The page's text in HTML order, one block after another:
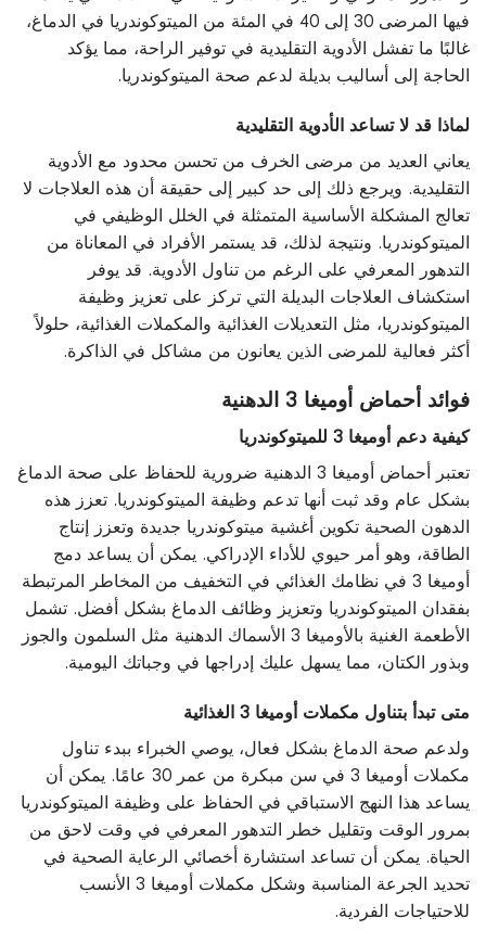
فيها المرضى 30 إلى 40 في المئة من الميتوكوندريا في الدماغ،
غالبًا ما تفشل الأدوية التقليدية في توفير الراحة، مما يؤكد
الحاجة إلى أساليب بديلة لدعم صحة الميتوكوندريا.
لماذا قد لا تساعد الأدوية التقليدية
يعاني العديد من مرضى الخرف من تحسن محدود مع الأدوية
التقليدية. ويرجع ذلك إلى حد كبير إلى حقيقة أن هذه العلاجات لا
تعالج المشكلة الأساسية المتمثلة في الخلل الوظيفي في
الميتوكوندريا. ونتيجة لذلك، قد يستمر الأفراد في المعاناة من
التدهور المعرفي على الرغم من تناول الأدوية. قد يوفر
استكشاف العلاجات البديلة التي تركز على تعزيز وظيفة
الميتوكوندريا، مثل التعديلات الغذائية والمكملات الغذائية، حلولاً
أكثر فعالية للمرضى الذين يعانون من مشاكل في الذاكرة.
فوائد أحماض أوميغا 3 الدهنية
كيفية دعم أوميغا 3 للميتوكوندريا
تعتبر أحماض أوميغا 3 الدهنية ضرورية للحفاظ على صحة الدماغ
بشكل عام وقد ثبت أنها تدعم وظيفة الميتوكوندريا. تعزز هذه
الدهون الصحية تكوين أغشية ميتوكوندريا جديدة وتعزز إنتاج
الطاقة، وهو أمر حيوي للأداء الإدراكي. يمكن أن يساعد دمج
أوميغا 3 في نظامك الغذائي في التخفيف من المخاطر المرتبطة
بفقدان الميتوكوندريا وتعزيز وظائف الدماغ بشكل أفضل. تشمل
الأطعمة الغنية بالأوميغا 3 الأسماك الدهنية مثل السلمون والجوز
وبذور الكتان، مما يسهل عليك إدراجها في وجباتك اليومية.
متى تبدأ بتناول مكملات أوميغا 3 الغذائية
ولدعم صحة الدماغ بشكل فعال، يوصي الخبراء ببدء تناول
مكملات أوميغا 3 في سن مبكرة من عمر 30 عامًا. يمكن أن
يساعد هذا النهج الاستباقي في الحفاظ على وظيفة الميتوكوندريا
بمرور الوقت وتقليل خطر التدهور المعرفي في وقت لاحق من
الحياة. يمكن أن تساعد استشارة أخصائي الرعاية الصحية في
تحديد الجرعة المناسبة وشكل مكملات أوميغا 3 الأنسب
للاحتياجات الفردية.